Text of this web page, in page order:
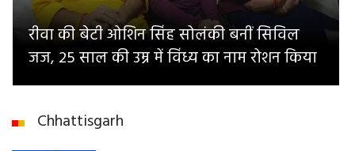
रीवा की बेटी ओशिन सिंह सोलंकी बनीं सिविल
जज, 25 साल की उम्र में विंध्य का नाम रोशन किया
Chhattisgarh